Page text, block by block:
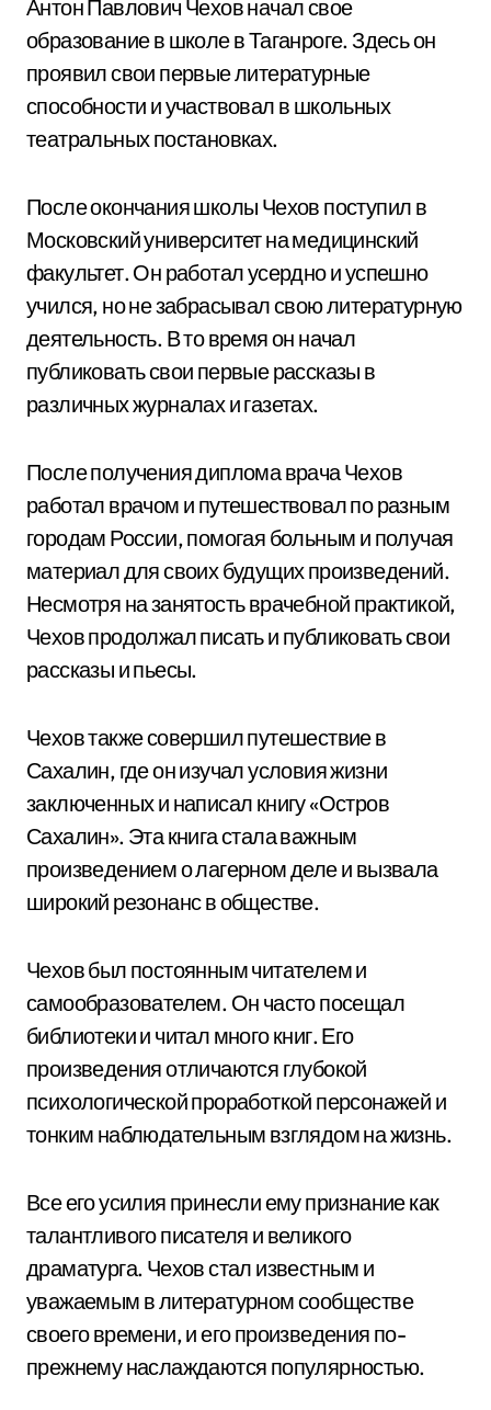
Антон Павлович Чехов начал свое
образование в школе в Таганроге. Здесь он
проявил свои первые литературные
способности и участвовал в школьных
театральных постановках.
После окончания школы Чехов поступил в
Московский университет на медицинский
факультет. Он работал усердно и успешно
учился, но не забрасывал свою литературную
деятельность. В то время он начал
публиковать свои первые рассказы в
различных журналах и газетах.
После получения диплома врача Чехов
работал врачом и путешествовал по разным
городам России, помогая больным и получая
материал для своих будущих произведений.
Несмотря на занятость врачебной практикой,
Чехов продолжал писать и публиковать свои
рассказы и пьесы.
Чехов также совершил путешествие в
Сахалин, где он изучал условия жизни
заключенных и написал книгу «Остров
Сахалин». Эта книга стала важным
произведением о лагерном деле и вызвала
широкий резонанс в обществе.
Чехов был постоянным читателем и
самообразователем. Он часто посещал
библиотеки и читал много книг. Его
произведения отличаются глубокой
психологической проработкой персонажей и
тонким наблюдательным взглядом на жизнь.
Все его усилия принесли ему признание как
талантливого писателя и великого
драматурга. Чехов стал известным и
уважаемым в литературном сообществе
своего времени, и его произведения по-
прежнему наслаждаются популярностью.